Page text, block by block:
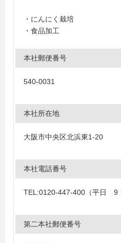
・にんにく栽培
・食品加工
本社郵便番号
540-0031
本社所在地
大阪市中央区北浜東1-20
本社電話番号
TEL:0120-447-400（平日 9
第二本社郵便番号